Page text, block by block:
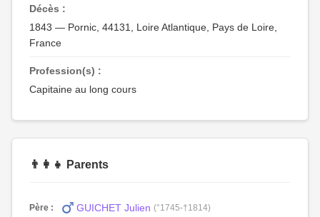
Décès :
1843 — Pornic, 44131, Loire Atlantique, Pays de Loire,
France
Profession(s) :
Capitaine au long cours
👨‍👩‍👧 Parents
Père : GUICHET Julien (°1745-†1814)